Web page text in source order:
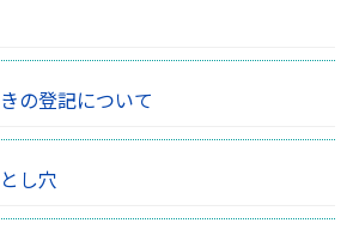
の登記について
し穴